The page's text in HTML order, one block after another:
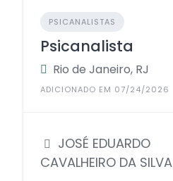
PSICANALISTAS
Psicanalista
Rio de Janeiro, RJ
ADICIONADO EM 07/24/2026
JOSÉ EDUARDO
CAVALHEIRO DA SILVA